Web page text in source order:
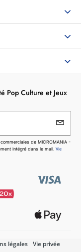
Pop Culture et Jeux
pour vous envoyer les
- ZING. Vous pouvez
désabonnement intégré dans
de MICROMANIA -
intégré dans le mail. Vie
légales
Vie privée